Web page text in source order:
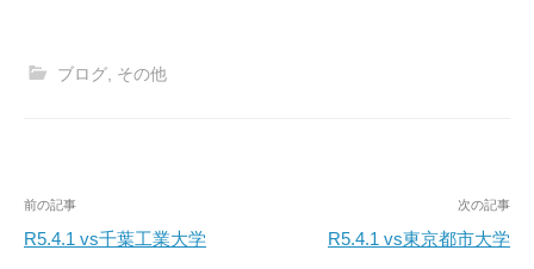
ブログ その他
投
稿
前の記事
R5.4.1 vs千葉工業大学
次の記事
R5.4.1 vs東京都市大学